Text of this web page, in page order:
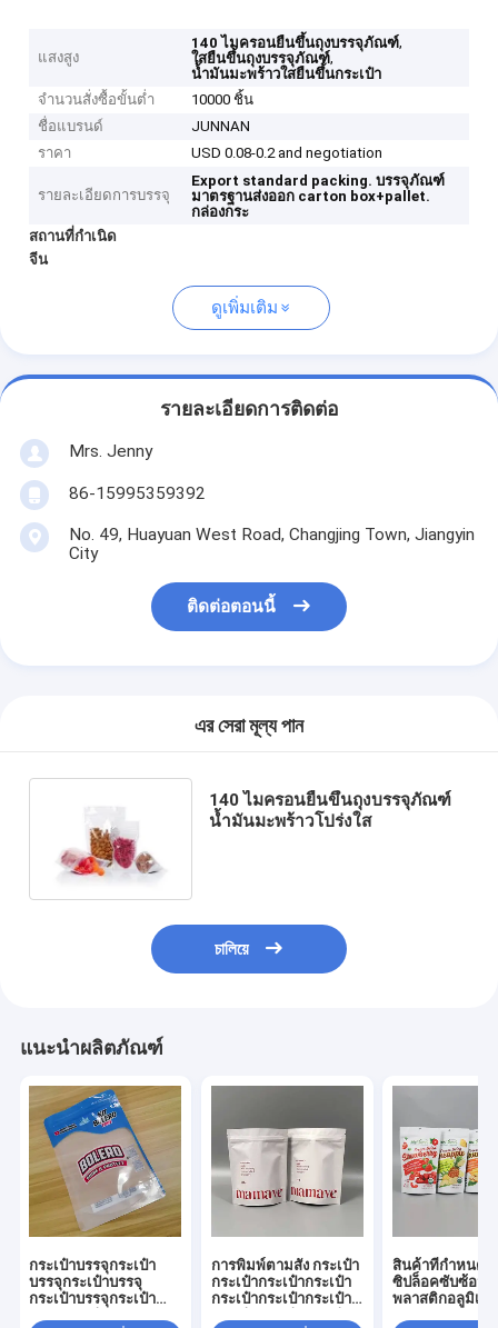
แสงสูง
140 ไมครอนยืนขึ้นถุงบรรจุภัณฑ์,
ใสยืนขึ้นถุงบรรจุภัณฑ์,
น้ำมันมะพร้าวใสยืนขึ้นกระเป๋า
จำนวนสั่งซื้อขั้นต่ำ
10000 ชิ้น
ชื่อแบรนด์
JUNNAN
ราคา
USD 0.08-0.2 and negotiation
รายละเอียดการบรรจุ
Export standard packing. บรรจุภัณฑ์
มาตรฐานส่งออก carton box+pallet.
กล่องกระ
สถานที่กำเนิด
จีน
ดูเพิ่มเติม
รายละเอียดการติดต่อ
Mrs. Jenny
86-15995359392
No. 49, Huayuan West Road, Changjing Town, Jiangyin
City
ติดต่อตอนนี้
এর সেরা মূল্য পান
140 ไมครอนยืนขึ้นถุงบรรจุภัณฑ์
น้ำมันมะพร้าวโปร่งใส
চালিয়ে
แนะนำผลิตภัณฑ์
กระเป๋าบรรจุกระเป๋า
บรรจุกระเป๋าบรรจุ
กระเป๋าบรรจุกระเป๋า
การพิมพ์ตามสั่ง กระเป๋า
กระเป๋ากระเป๋ากระเป๋า
กระเป๋ากระเป๋ากระเป๋า
สินค้าที่กําหนดเ
ซิปล็อคซับซ้อน
พลาสติกอลูมิเนี